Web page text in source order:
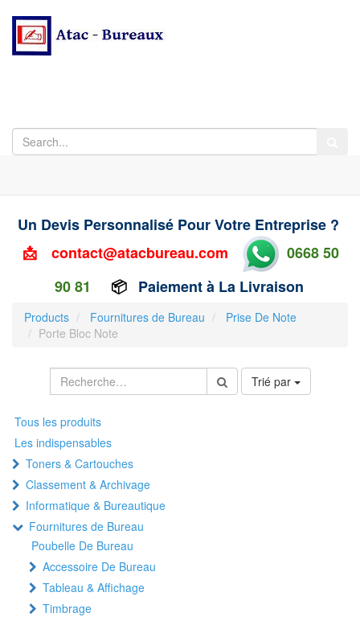
Un Devis Personnalisé Pour Votre Entreprise ?
📩
contact@atacbureau.com
0668 50
90 81
📦 Paiement à La Livraison
Products Fournitures de Bureau
Prise De Note
Porte Bloc Note
Trié par
Tous les produits
Les indispensables
Toners & Cartouches
Classement & Archivage
Informatique & Bureautique
Fournitures de Bureau
Poubelle De Bureau
Accessoire De Bureau
Tableau & Affichage
Timbrage